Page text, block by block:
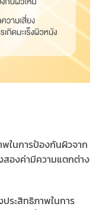
พในการป้องกันผิวจาก
องค่ามีความแตกต่าง
ระสิทธิภาพในการ